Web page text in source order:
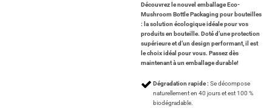
Découvrez le nouvel emballage Eco-
Mushroom Bottle Packaging pour bouteilles
: la solution écologique idéale pour vos
produits en bouteille. Doté d’une protection
supérieure et d’un design performant, il est
le choix idéal pour vous. Passez dès
maintenant à un emballage durable!
Dégradation rapide : Se décompose
naturellement en 40 jours et est 100 %
biodégradable.